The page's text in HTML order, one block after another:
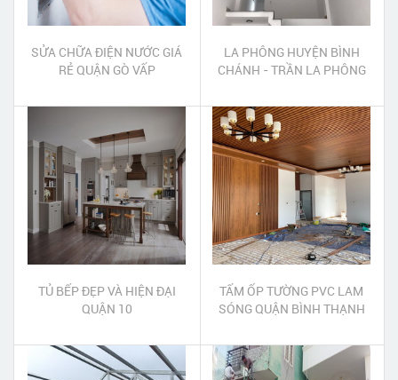
SỬA CHỮA ĐIỆN NƯỚC GIÁ
RẺ QUẬN GÒ VẤP
LA PHÔNG HUYỆN BÌNH
CHÁNH - TRẦN LA PHÔNG
TỦ BẾP ĐẸP VÀ HIỆN ĐẠI
QUẬN 10
TẤM ỐP TƯỜNG PVC LAM
SÓNG QUẬN BÌNH THẠNH